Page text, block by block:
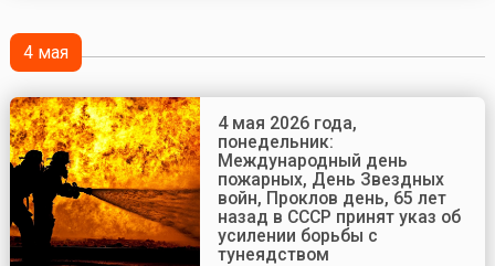
4 мая
4 мая 2026 года,
понедельник:
Международный день
пожарных, День Звездных
войн, Проклов день, 65 лет
назад в СССР принят указ об
усилении борьбы с
тунеядством